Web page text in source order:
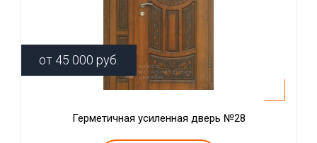
от 45 000 руб.
Герметичная усиленная дверь №28